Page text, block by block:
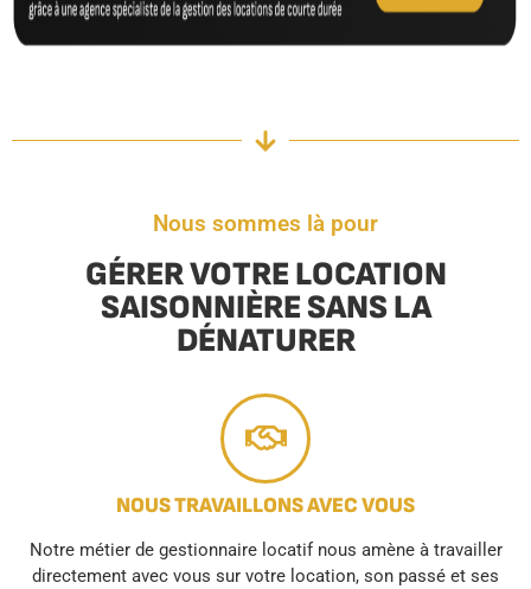
Nous sommes là pour
GÉRER VOTRE LOCATION
SAISONNIÈRE SANS LA
DÉNATURER
NOUS TRAVAILLONS AVEC VOUS
Notre métier de gestionnaire locatif nous amène à travailler
directement avec vous sur votre location, son passé et ses